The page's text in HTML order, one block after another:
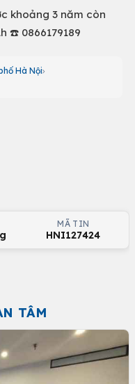
khoảng 3 năm còn
☎️ 0866179189
Hà Nội
MÃ TIN
HNI127424
TÂM